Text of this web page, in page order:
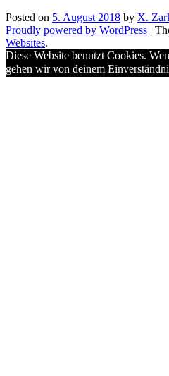
Posted on 5. August 2018 by X.
Proudly powered by WordPress |
Websites.
Diese Website benutzt Cookies.
gehen wir von deinem